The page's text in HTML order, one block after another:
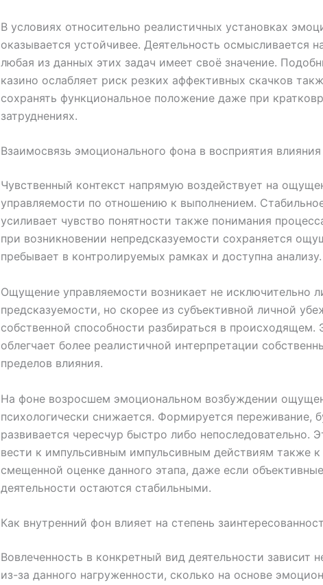
В условиях относительно реалистичных установках
оказывается устойчивее. Деятельность осмысливается
любая из данных этих задач имеет своё значение.
казино ослабляет риск резких аффективных скачков
сохранять функциональное положение даже при
затруднениях.
Взаимосвязь эмоционального фона в восприятия влияния
Чувственный контекст напрямую воздействует на
управляемости по отношению к выполнением.
усиливает чувство понятности также понимания
при возникновении непредсказуемости сохраняется
пребывает в контролируемых рамках и доступна анализу.
Ощущение управляемости возникает не исключительно
предсказуемости, но скорее из субъективной личной
собственной способности разбираться в
облегчает более реалистичной интерпретации
пределов влияния.
На фоне возросшем эмоциональном возбуждении
психологически снижается. Формируется переживание,
развивается чересчур быстро либо непоследовательно.
вести к импульсивным импульсивным действиям также
смещенной оценке данного этапа, даже если
деятельности остаются стабильными.
Как внутренний фон влияет на степень
Вовлеченность в конкретный вид деятельности зависит
из-за данного нагруженности, сколько на основе